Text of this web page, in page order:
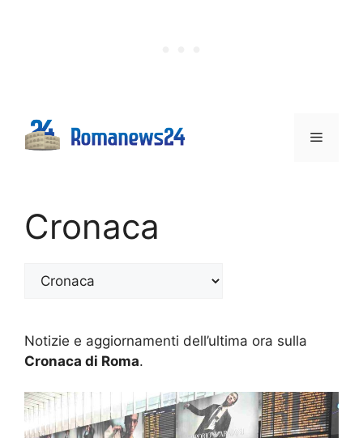
Menu
Cronaca
Categorie
Notizie e aggiornamenti dell’ultima ora sulla
Cronaca di Roma.